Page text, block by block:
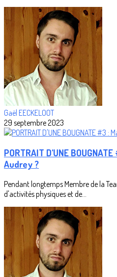
Gaël EECKELOOT
29 septembre 2023
PORTRAIT D'UNE
Audrey ?
Pendant longtemps Membre de la
d'activités physiques et de...